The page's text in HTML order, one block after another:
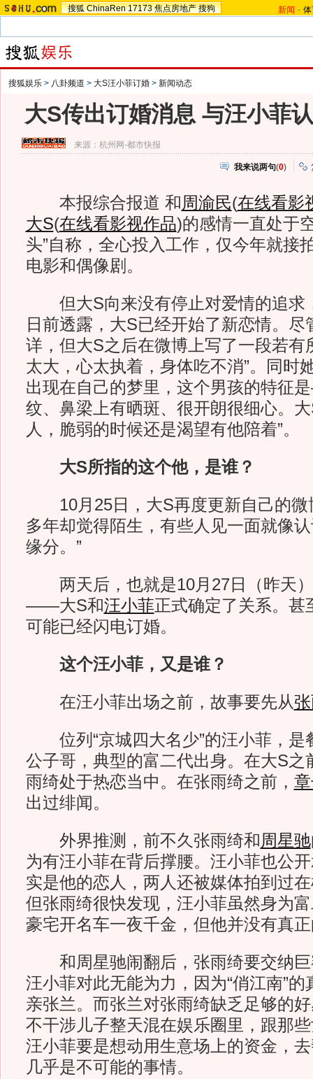
搜狐 ChinaRen 17173 焦点房地产 搜狗 新闻 -
搜狐娱乐 > 八卦频道 > 大S汪小菲订婚 > 新闻动态
大S传出订婚消息 与汪小菲
来源：杭州网-都市快报
我来说两句(0)
本报综合报道 和周渝民(在线看影
大S(在线看影视作品)的感情一直处于
头”自称，全心投入工作，仅今年就接
电影和偶像剧。
但大S向来没有停止对爱情的追求
日前透露，大S已经开始了新恋情。尽
详，但大S之后在微博上写了一段若有
太大，心太执着，身体吃不消”。同时
出现在自己的梦里，这个男孩的特征
纹、鼻梁上有晒斑、很开朗很细心。
人，脆弱的时候还是渴望有他陪着”。
大S所指的这个他，是谁？
10月25日，大S再度更新自己的微
多年却觉得陌生，有些人见一面就像
缘分。”
两天后，也就是10月27日（昨天）
——大S和汪小菲正式确定了关系。甚
可能已经闪电订婚。
这个汪小菲，又是谁？
在汪小菲出场之前，故事要先从
位列“京城四大名少”的汪小菲，是
公子哥，典型的富二代出身。在大S之
雨绮处于热恋当中。在张雨绮之前，
出过绯闻。
外界推测，前不久张雨绮和周星驰
为有汪小菲在背后撑腰。汪小菲也公
实是他的恋人，两人还被媒体拍到过
但张雨绮很快发现，汪小菲虽然身为
豪宅开名车一夜千金，但他并没有真
和周星驰闹翻后，张雨绮要交纳巨
汪小菲对此无能为力，因为“俏江南”
亲张兰。而张兰对张雨绮缺乏足够的
不干涉儿子整天混在娱乐圈里，跟那
汪小菲要是想动用生意场上的资金，
几乎是不可能的事情。